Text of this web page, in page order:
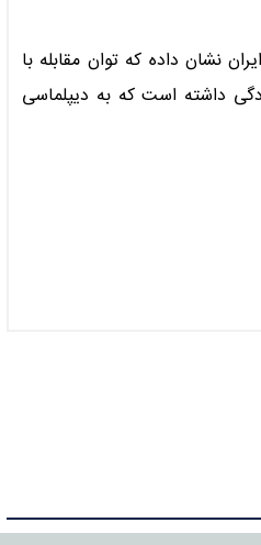
نشان داده که توان مقابله با
داشته است که به دیپلماسی